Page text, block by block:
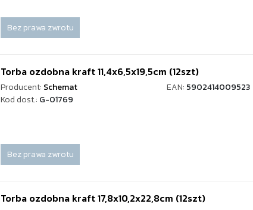
Bez prawa zwrotu
Torba ozdobna kraft 11,4x6,5x19,5cm (12szt)
Producent: Schemat EAN: 5902414009523
Kod dost.: G-01769
Bez prawa zwrotu
Torba ozdobna kraft 17,8x10,2x22,8cm (12szt)